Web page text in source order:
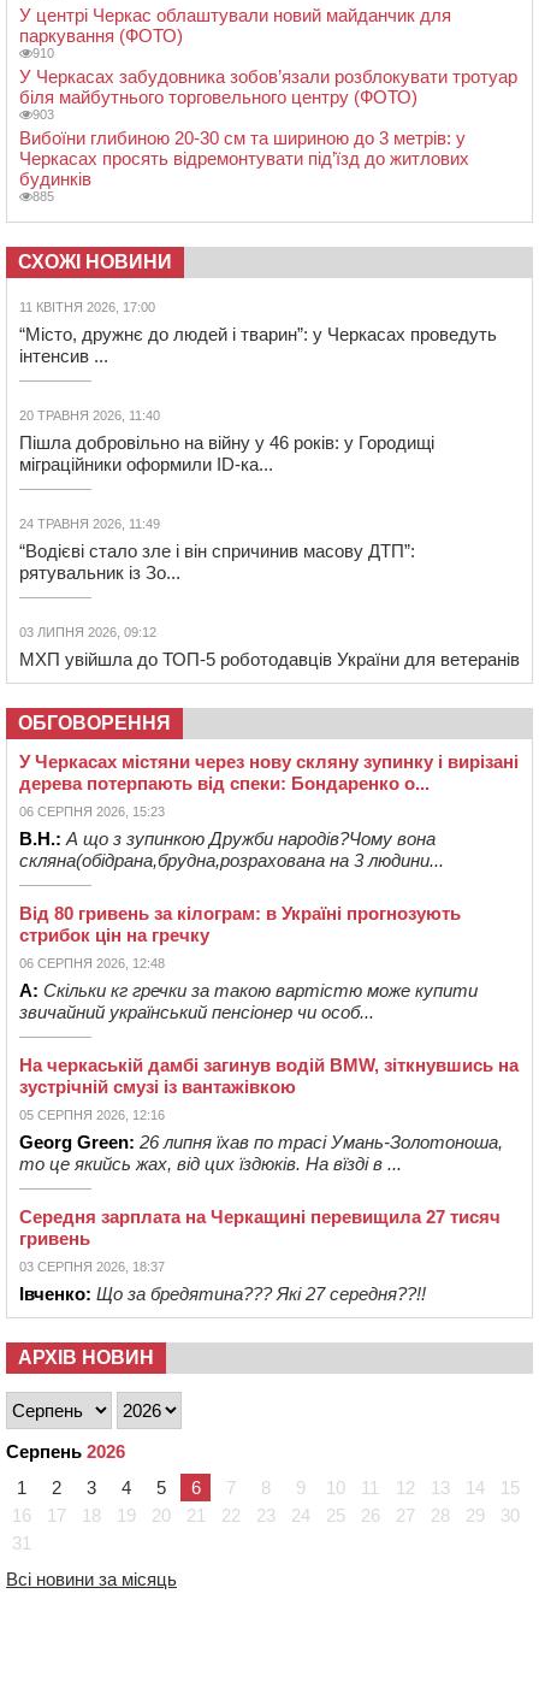
У центрі Черкас облаштували новий майданчик для
паркування (ФОТО)
910
У Черкасах забудовника зобов’язали розблокувати тротуар
біля майбутнього торговельного центру (ФОТО)
903
Вибоїни глибиною 20-30 см та шириною до 3 метрів: у
Черкасах просять відремонтувати під’їзд до житлових
будинків
885
СХОЖІ НОВИНИ
11 КВІТНЯ 2026, 17:00
“Місто, дружнє до людей і тварин”: у Черкасах проведуть
інтенсив ...
20 ТРАВНЯ 2026, 11:40
Пішла добровільно на війну у 46 років: у Городищі
міграційники оформили ID-ка...
24 ТРАВНЯ 2026, 11:49
“Водієві стало зле і він спричинив масову ДТП”:
рятувальник із Зо...
03 ЛИПНЯ 2026, 09:12
МХП увійшла до ТОП-5 роботодавців України для ветеранів
ОБГОВОРЕННЯ
У Черкасах містяни через нову скляну зупинку і вирізані
дерева потерпають від спеки: Бондаренко о...
06 СЕРПНЯ 2026, 15:23
В.Н.: А що з зупинкою Дружби народів?Чому вона
скляна(обідрана,брудна,розрахована на 3 людини...
Від 80 гривень за кілограм: в Україні прогнозують
стрибок цін на гречку
06 СЕРПНЯ 2026, 12:48
А: Скільки кг гречки за такою вартістю може купити
звичайний український пенсіонер чи особ...
На черкаській дамбі загинув водій BMW, зіткнувшись на
зустрічній смузі із вантажівкою
05 СЕРПНЯ 2026, 12:16
Georg Green: 26 липня їхав по трасі Умань-Золотоноша,
то це якийсь жах, від цих їздюків. На вїзді в ...
Середня зарплата на Черкащині перевищила 27 тисяч
гривень
03 СЕРПНЯ 2026, 18:37
Івченко: Що за бредятина??? Які 27 середня??!!
АРХІВ НОВИН
Серпень 2026
1
2 3 4 5 6 7 8 9 10 11 12 13 14
15
16
17 18 19 20 21 22 23 24 25 26 27 28 29
30
31
Всі новини за місяць